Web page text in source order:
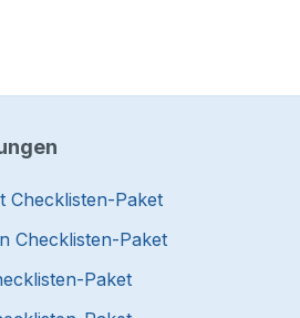
Checklisten-Paket
Checklisten-Paket
Paket